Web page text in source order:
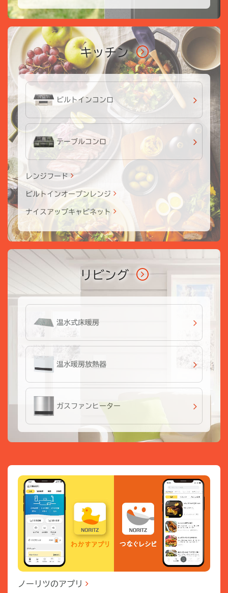
キッチン
ビルトインコンロ
テーブルコンロ
レンジフード
ビルトインオープンレンジ
ナイスアップキャビネット
リビング
温水式床暖房
温水暖房放熱器
ガスファンヒーター
ノーリツのアプリ